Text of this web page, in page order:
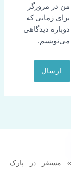
من در مرورگر
برای زمانی که
دوباره دیدگاهی
می‌نویسم.
» مستقر در پارک